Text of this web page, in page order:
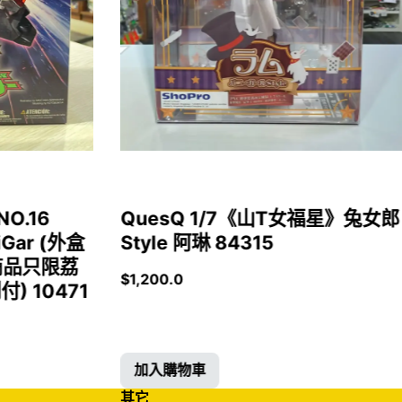
(外盒
只限荔
) 10471
QuesQ 1/7《山T女福星》兔女郎
Style 阿琳 84315
$1,200.0
加入購物車
其它